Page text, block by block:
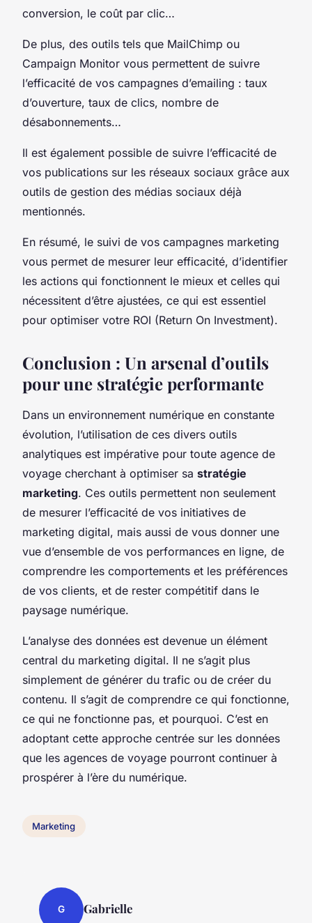
conversion, le coût par clic…
De plus, des outils tels que MailChimp ou
Campaign Monitor vous permettent de suivre
l’efficacité de vos campagnes d’emailing : taux
d’ouverture, taux de clics, nombre de
désabonnements…
Il est également possible de suivre l’efficacité de
vos publications sur les réseaux sociaux grâce aux
outils de gestion des médias sociaux déjà
mentionnés.
En résumé, le suivi de vos campagnes marketing
vous permet de mesurer leur efficacité, d’identifier
les actions qui fonctionnent le mieux et celles qui
nécessitent d’être ajustées, ce qui est essentiel
pour optimiser votre ROI (Return On Investment).
Conclusion : Un arsenal d’outils
pour une stratégie performante
Dans un environnement numérique en constante
évolution, l’utilisation de ces divers outils
analytiques est impérative pour toute agence de
voyage cherchant à optimiser sa stratégie
marketing. Ces outils permettent non seulement
de mesurer l’efficacité de vos initiatives de
marketing digital, mais aussi de vous donner une
vue d’ensemble de vos performances en ligne, de
comprendre les comportements et les préférences
de vos clients, et de rester compétitif dans le
paysage numérique.
L’analyse des données est devenue un élément
central du marketing digital. Il ne s’agit plus
simplement de générer du trafic ou de créer du
contenu. Il s’agit de comprendre ce qui fonctionne,
ce qui ne fonctionne pas, et pourquoi. C’est en
adoptant cette approche centrée sur les données
que les agences de voyage pourront continuer à
prospérer à l’ère du numérique.
Marketing
G Gabrielle